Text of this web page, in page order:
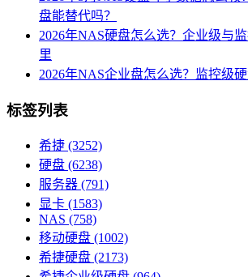
盘能替代吗？
2026年NAS硬盘怎么选？企业级与
里
2026年NAS企业盘怎么选？监控级硬
标签列表
希捷 (3252)
硬盘 (6238)
服务器 (791)
显卡 (1583)
NAS (758)
移动硬盘 (1002)
希捷硬盘 (2173)